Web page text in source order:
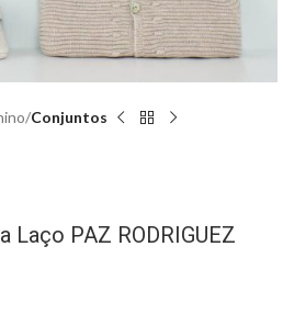
Conjuntos
Laço PAZ RODRIGUEZ